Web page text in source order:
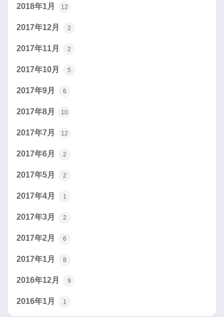
2018年1月 12
2017年12月 2
2017年11月 2
2017年10月 5
2017年9月 6
2017年8月 10
2017年7月 12
2017年6月 2
2017年5月 2
2017年4月 1
2017年3月 2
2017年2月 6
2017年1月 8
2016年12月 9
2016年1月 1